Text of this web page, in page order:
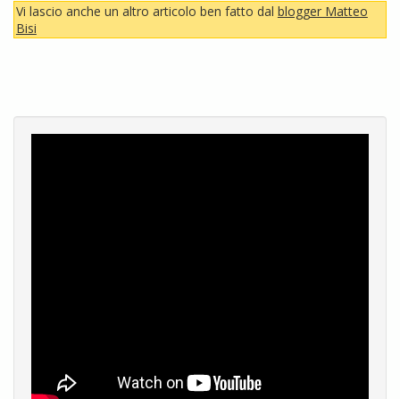
Vi lascio anche un altro articolo ben fatto dal blogger Matteo
Bisi